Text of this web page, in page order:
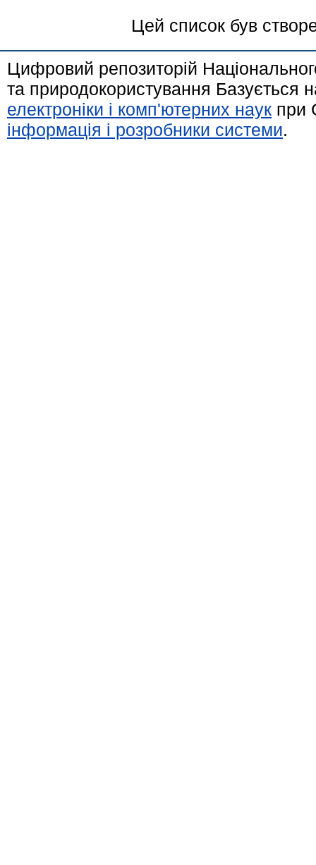
Цей список був
Цифровий репозиторій
та природокористування Базується
електроніки і комп'ютерних наук при
інформація і розробники системи.